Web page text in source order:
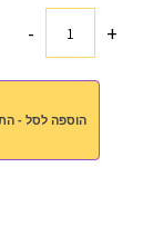
+כמות
לטיסה
-
הוספה לסל - התשלום מתבצע טלפונית